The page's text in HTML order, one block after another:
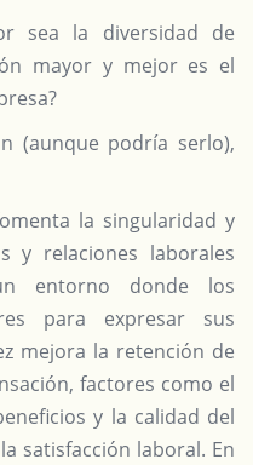
sea la diversidad de
mayor y mejor es el
(aunque podría serlo),
la singularidad y
y relaciones laborales
entorno donde los
para expresar sus
mejora la retención de
factores como el
y la calidad del
satisfacción laboral. En